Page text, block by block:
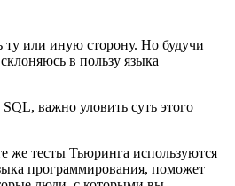
ту или иную сторону. Но будучи
в пользу языка
важно уловить суть этого
же тесты Тьюринга используются
программирования, поможет